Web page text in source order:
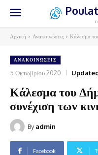
Αρχική Ανακοινώσεις Κάλεσμα
ΑΝΑΚΟΙΝΏΣΕΙΣ
5 Οκτωβρίου 2020
Κάλεσμα του
συνέχιση των
By admin
Facebook